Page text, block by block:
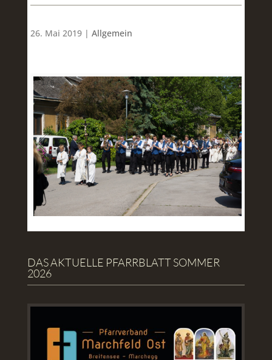
26. Mai 2019 | Allgemein
1/ 6
DAS AKTUELLE PFARRBLATT SOMMER
2026